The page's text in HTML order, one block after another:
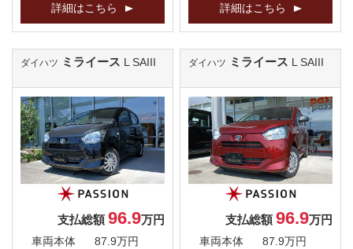
詳細はこちら 詳細はこちら
ダイハツ ミライース L SAIII
支払総額96.9万円
車両本体
87.9万円
ダイハツ ミライース L SAIII
支払総額96.9万円
車両本体
87.9万円